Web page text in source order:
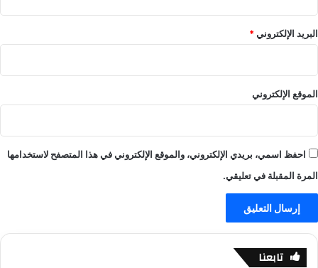
البريد الإلكتروني*
الموقع الإلكتروني
احفظ اسمي، بريدي الإلكتروني، والموقع الإلكتروني في هذا المتصفح لاستخدامها
المرة المقبلة في تعليقي.
تابعنا